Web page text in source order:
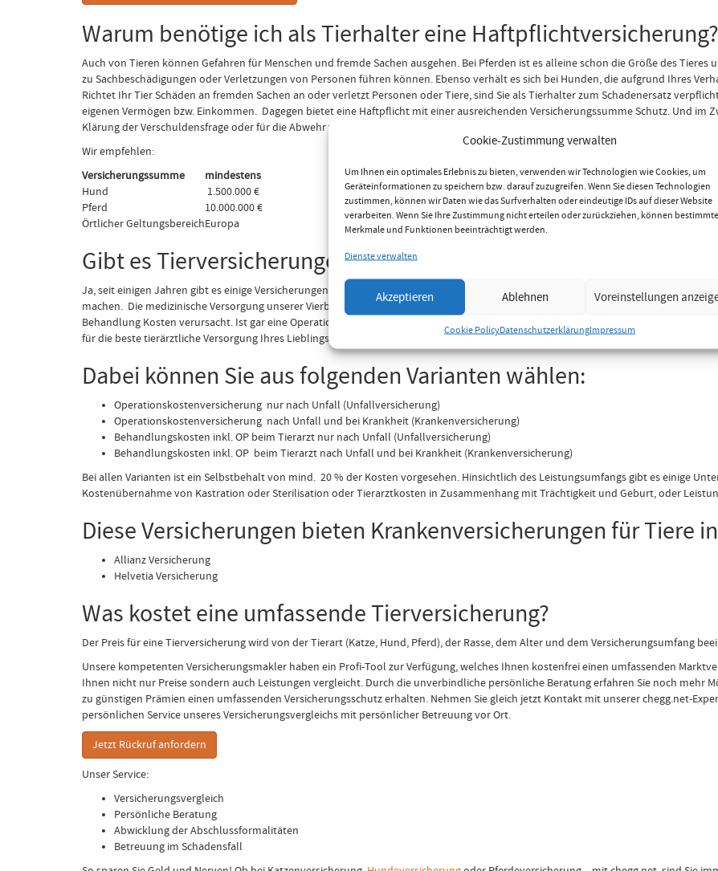
Cookie-Zustimmung verwalten
Um Ihnen ein optimales Erlebnis zu bieten, verwenden wir Technologien wie Cookies, um
Geräteinformationen zu speichern bzw. darauf zuzugreifen. Wenn Sie diesen Technologien
zustimmen, können wir Daten wie das Surfverhalten oder eindeutige IDs auf dieser Website
verarbeiten. Wenn Sie Ihre Zustimmung nicht erteilen oder zurückziehen, können bestimmte
Merkmale und Funktionen beeinträchtigt werden.
Dienste verwalten
Akzeptieren Ablehnen Voreinstellungen
Cookie PolicyDatenschutzerklärungImpressum
Warum benötige ich als Tierhalter eine Haftpflichtversicherung?
Auch von Tieren können Gefahren für Menschen und fremde Sachen ausgehen. Bei Pferden ist es alleine schon die Größe des
zu Sachbeschädigungen oder Verletzungen von Personen führen können. Ebenso verhält es sich bei Hunden, die aufgrund Ihres
Richtet Ihr Tier Schäden an fremden Sachen an oder verletzt Personen oder Tiere, sind Sie als Tierhalter zum Schadenersatz
eigenen Vermögen bzw. Einkommen. Dagegen bietet eine Haftpflicht mit einer ausreichenden Versicherungssumme Schutz. Und im
Klärung der Verschuldensfrage oder für die Abwehr von unberechtigten Schadenersatzforderungen (passiver Rechtsschutz).
Wir empfehlen:
Versicherungssumme
mindestens
Hund
1.500.000 €
Pferd
10.000.000 €
Örtlicher GeltungsbereichEuropa
Gibt es Tierversicherungen die auch Tierarztkosten übernehmen?
Ja, seit einigen Jahren gibt es einige Versicherungen die Krankenversicherungen für Katzen, Hunde oder Pferde anbieten, und so
machen. Die medizinische Versorgung unserer Vierbeiner kann rasch zu einer finanziellen Belastung werden, da nach einem Unfall
Behandlung Kosten verursacht. Ist gar eine Operation notwendig sind bei Hund und Pferd Rechnungen über einige tausend Euro
für die beste tierärztliche Versorgung Ihres Lieblings vorsorgen.
Dabei können Sie aus folgenden Varianten wählen:
Operationskostenversicherung nur nach Unfall (Unfallversicherung)
Operationskostenversicherung nach Unfall und bei Krankheit (Krankenversicherung)
Behandlungskosten inkl. OP beim Tierarzt nur nach Unfall (Unfallversicherung)
Behandlungskosten inkl. OP beim Tierarzt nach Unfall und bei Krankheit (Krankenversicherung)
Bei allen Varianten ist ein Selbstbehalt von mind. 20 % der Kosten vorgesehen. Hinsichtlich des Leistungsumfangs gibt es einige
Kostenübernahme von Kastration oder Sterilisation oder Tierarztkosten in Zusammenhang mit Trächtigkeit und Geburt, oder
Diese Versicherungen bieten Krankenversicherungen für Tiere
Allianz Versicherung
Helvetia Versicherung
Was kostet eine umfassende Tierversicherung?
Der Preis für eine Tierversicherung wird von der Tierart (Katze, Hund, Pferd), der Rasse, dem Alter und dem Versicherungsumfang
Unsere kompetenten Versicherungsmakler haben ein Profi-Tool zur Verfügung, welches Ihnen kostenfrei einen umfassenden
Ihnen nicht nur Preise sondern auch Leistungen vergleicht. Durch die unverbindliche persönliche Beratung erfahren Sie noch mehr
zu günstigen Prämien einen umfassenden Versicherungsschutz erhalten. Nehmen Sie gleich jetzt Kontakt mit unserer chegg.net-
persönlichen Service unseres Versicherungsvergleichs mit persönlicher Betreuung vor Ort.
Jetzt Rückruf anfordern
Unser Service:
Versicherungsvergleich
Persönliche Beratung
Abwicklung der Abschlussformalitäten
Betreuung im Schadensfall